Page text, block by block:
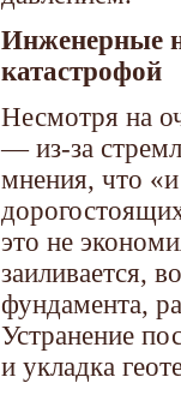
Инженерные
катастрофой
Несмотря на
— из-за
мнения, что
это не
заиливается,
фундамента,
Устранение
и укладка